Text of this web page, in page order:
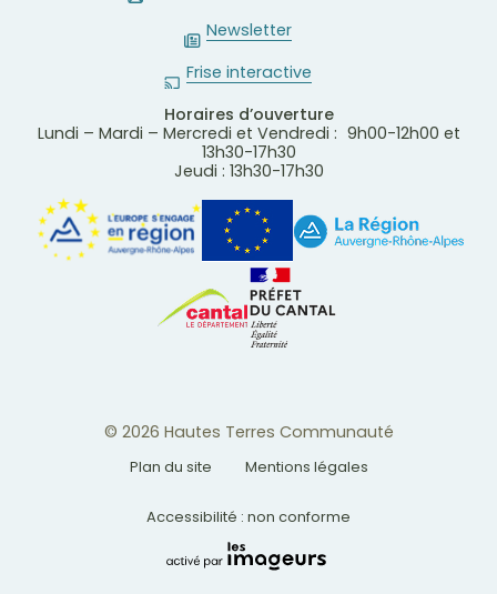
Newsletter
Frise interactive
Horaires d’ouverture
Lundi – Mardi – Mercredi et Vendredi : 9h00-12h00 et
13h30-17h30
Jeudi : 13h30-17h30
© 2026 Hautes Terres Communauté
Plan du site Mentions légales
Accessibilité : non conforme